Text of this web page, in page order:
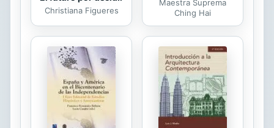
Christiana Figueres
Maestra Suprema
Ching Hai